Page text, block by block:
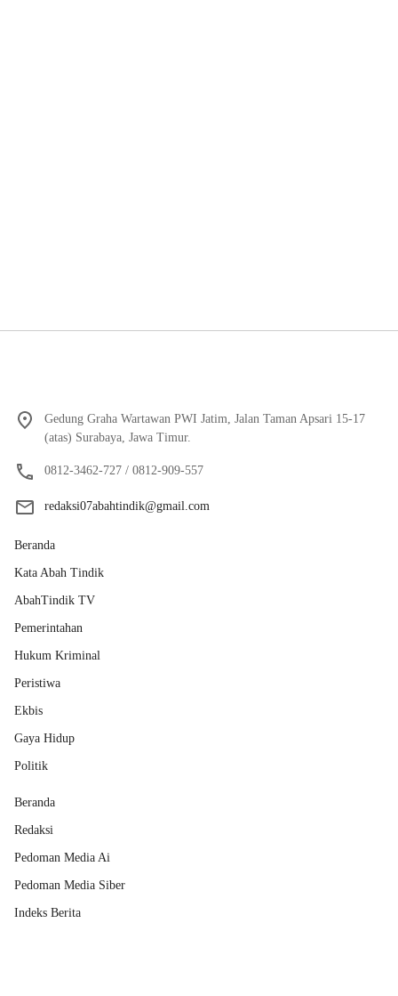
Gedung Graha Wartawan PWI Jatim, Jalan Taman Apsari 15-17
(atas) Surabaya, Jawa Timur.
0812-3462-727 / 0812-909-557
redaksi07abahtindik@gmail.com
Beranda
Kata Abah Tindik
AbahTindik TV
Pemerintahan
Hukum Kriminal
Peristiwa
Ekbis
Gaya Hidup
Politik
Beranda
Redaksi
Pedoman Media Ai
Pedoman Media Siber
Indeks Berita